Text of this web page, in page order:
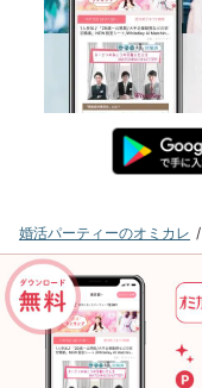
婚活パーティーのオミカレ